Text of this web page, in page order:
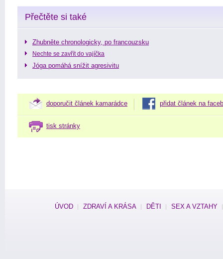
Přečtěte si také
Zhubněte chronologicky, po francouzsku
Nechte se zavřít do vajíčka
Jóga pomáhá snížit agresivitu
doporučit článek kamarádce přidat článek na
tisk stránky
ÚVOD ZDRAVÍ A KRÁSA DĚTI SEX A VZTAHY